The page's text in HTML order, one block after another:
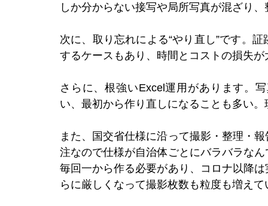
しか分からない接写や局所写真が混ざり
次に、取り忘れによる“やり直し”です。
するケースもあり、時間とコストの損失が
さらに、根強いExcel運用があります。
い、最初から作り直しになることも多い
また、国交省仕様に沿って撮影・整理・
注なので仕様が自治体ごとにバラバラな
毎回一から作る必要があり、コロナ以降
らに厳しくなって撮影枚数も粒度も増えて